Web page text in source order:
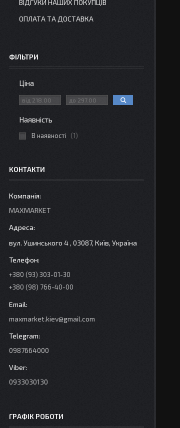
ВІДГУКИ НАШИХ ПОКУПЦІВ
ОПЛАТА ТА ДОСТАВКА
ФІЛЬТРИ
Ціна
Наявність
В наявності 1
КОНТАКТИ
MAXMARKET
вул. Ушинського 4 , 03087, Київ, Україна
+380 (93) 303-01-30
+380 (98) 766-40-00
maxmarket.kiev@gmail.com
0987664000
0933030130
ГРАФІК РОБОТИ